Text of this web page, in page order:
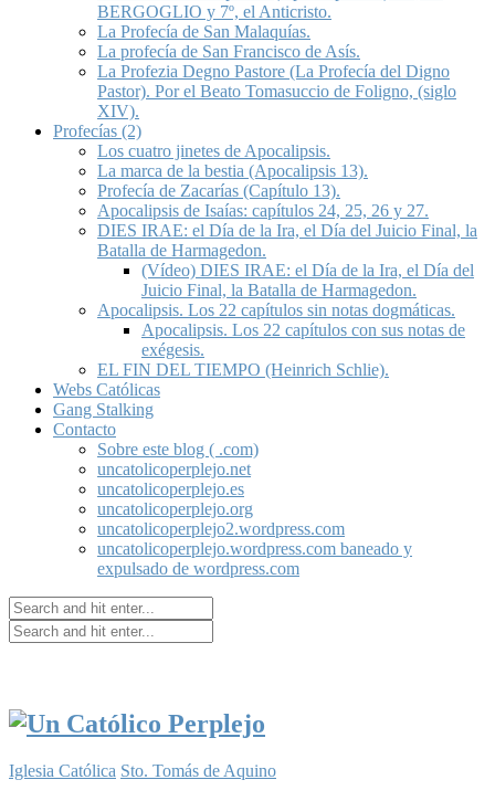
BERGOGLIO y 7º, el Anticristo.
La Profecía de San Malaquías.
La profecía de San Francisco de Asís.
La Profezia Degno Pastore (La Profecía del Digno
Pastor). Por el Beato Tomasuccio de Foligno, (siglo
XIV).
Profecías (2)
Los cuatro jinetes de Apocalipsis.
La marca de la bestia (Apocalipsis 13).
Profecía de Zacarías (Capítulo 13).
Apocalipsis de Isaías: capítulos 24, 25, 26 y 27.
DIES IRAE: el Día de la Ira, el Día del Juicio Final, la
Batalla de Harmagedon.
(Vídeo) DIES IRAE: el Día de la Ira, el Día del
Juicio Final, la Batalla de Harmagedon.
Apocalipsis. Los 22 capítulos sin notas dogmáticas.
Apocalipsis. Los 22 capítulos con sus notas de
exégesis.
EL FIN DEL TIEMPO (Heinrich Schlie).
Webs Católicas
Gang Stalking
Contacto
Sobre este blog ( .com)
uncatolicoperplejo.net
uncatolicoperplejo.es
uncatolicoperplejo.org
uncatolicoperplejo2.wordpress.com
uncatolicoperplejo.wordpress.com baneado y
expulsado de wordpress.com
Iglesia Católica Sto. Tomás de Aquino